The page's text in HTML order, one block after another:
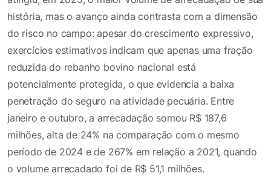
história, mas o avanço ainda contrasta com a dimensão
do risco no campo: apesar do crescimento expressivo,
exercícios estimativos indicam que apenas uma fração
reduzida do rebanho bovino nacional está
potencialmente protegida, o que evidencia a baixa
penetração do seguro na atividade pecuária. Entre
janeiro e outubro, a arrecadação somou R$ 187,6
milhões, alta de 24% na comparação com o mesmo
período de 2024 e de 267% em relação a 2021, quando
o volume arrecadado foi de R$ 51,1 milhões.